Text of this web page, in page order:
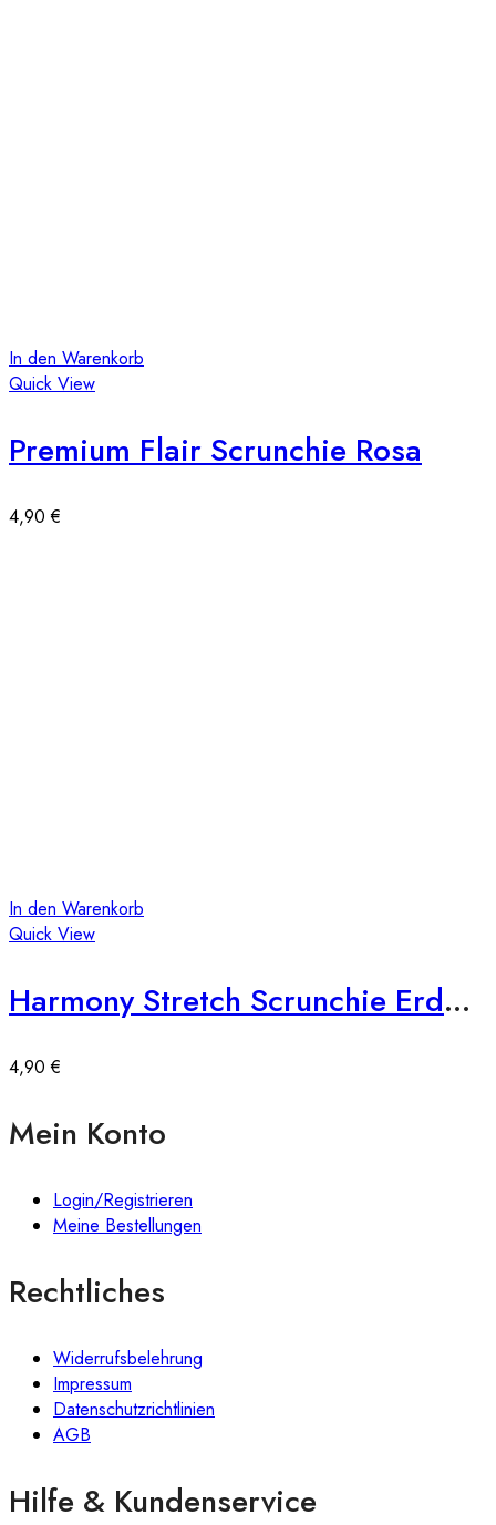
In den Warenkorb
Quick View
Premium Flair Scrunchie Rosa
4,90€
In den Warenkorb
Quick View
Harmony Stretch Scrunchie Erdbraun
4,90€
Mein Konto
Login/Registrieren
Meine Bestellungen
Rechtliches
Widerrufsbelehrung
Impressum
Datenschutzrichtlinien
AGB
Hilfe & Kundenservice